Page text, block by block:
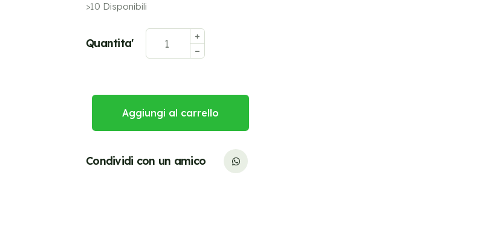
>10 Disponibili
Quantita'
Aggiungi al carrello
Condividi con un amico